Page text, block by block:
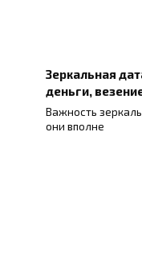
Зеркальная
деньги,
Важность
они вполне